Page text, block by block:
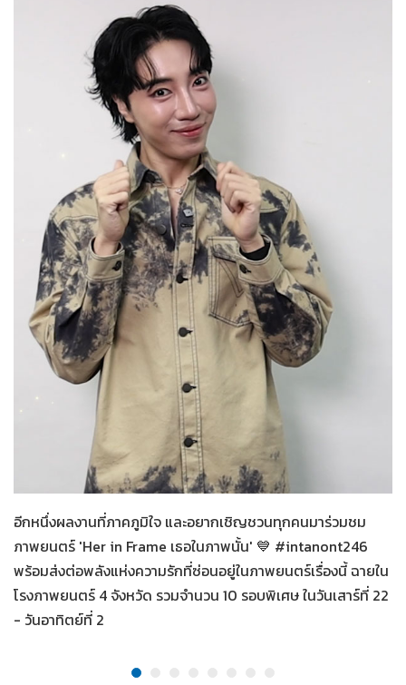
07-08-2569
Her in Frame เธอในภาพนั้น
อีกหนึ่งผลงานที่ภาคภูมิใจ และอยากเชิญชวนทุกคนมาร่วมชม
ภาพยนตร์ 'Her in Frame เธอในภาพนั้น' 💙 #intanont246
พร้อมส่งต่อพลังแห่งความรักที่ซ่อนอยู่ในภาพยนตร์เรื่องนี้ ฉายใน
โรงภาพยนตร์ 4 จังหวัด รวมจำนวน 10 รอบพิเศษ ในวันเสาร์ที่ 22
- วันอาทิตย์ที่ 2